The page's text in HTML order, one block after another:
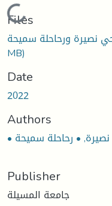
Loading...
Files
MB)
Date
2022
Authors
نصيرة, • رحاحلة سميحة
Publisher
جامعة المسيلة